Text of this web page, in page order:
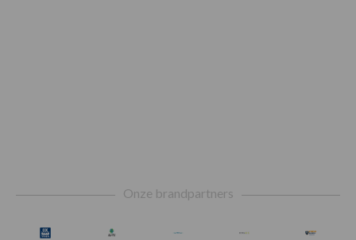
Onze brandpartners